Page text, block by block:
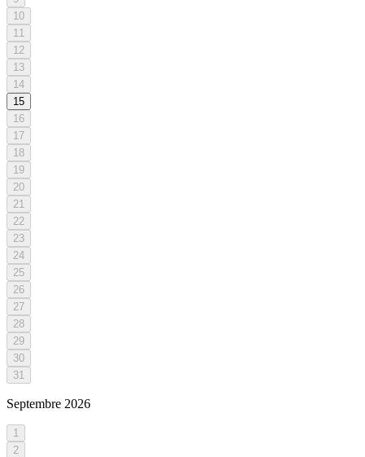
10
11
12
13
14
15
16
17
18
19
20
21
22
23
24
25
26
27
28
29
30
31
Septembre 2026
1
2